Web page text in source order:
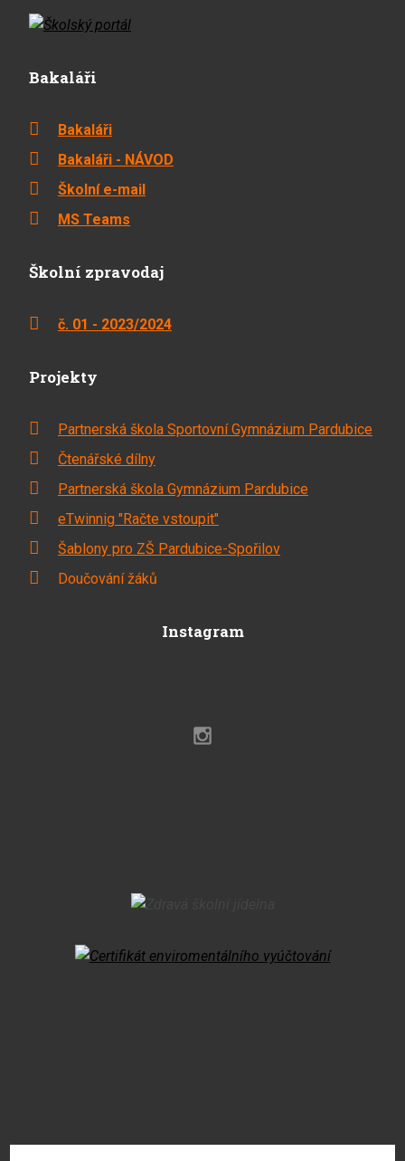
Bakaláři
Bakaláři
Bakaláři - NÁVOD
Školní e-mail
MS Teams
Školní zpravodaj
č. 01 - 2023/2024
Projekty
Partnerská škola Sportovní Gymnázium Pardubice
Čtenářské dílny
Partnerská škola Gymnázium Pardubice
eTwinnig "Račte vstoupit"
Šablony pro ZŠ Pardubice-Spořilov
Doučování žáků
Instagram